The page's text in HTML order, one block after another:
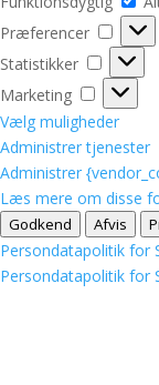
Præferencer
Statistikker
Marketing
Vælg muligheder
Administrer tjenester
Administrer
Læs mere om disse
Godkend Afvis
Persondatapolitik for
Persondatapolitik for